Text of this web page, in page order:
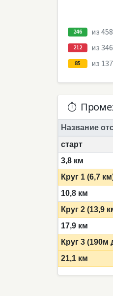
246 из
212 из
85 из
Название
старт
3,8 км
Круг 1 (6,7
10,8 км
Круг 2 (13,9
17,9 км
Круг 3
21,1 км